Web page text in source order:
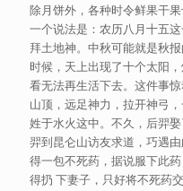
除月饼外，各种时令鲜果干
一个说法是：农历八月十五
拜土地神。 中秋可能就是秋
时候，天上出现了十个太阳
看无法再生活下去。这件事
山顶，远足神力，拉开神弓
姓于水火这中。 不久，后羿
羿到昆仑山访友求道，巧遇
得一包不死药，据说服下此
得扔 下妻子，只好将不死药